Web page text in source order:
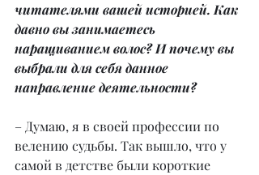
читателями вашей историей. Как
давно вы занимаетесь
наращиванием волос? И почему вы
выбрали для себя данное
направление деятельности?
– Думаю, я в своей профессии по
велению судьбы. Так вышло, что у
самой в детстве были короткие